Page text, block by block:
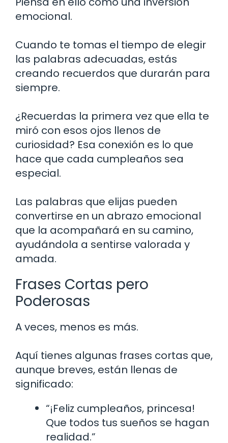
emocional.
Cuando te tomas el tiempo de elegir
las palabras adecuadas, estás
creando recuerdos que durarán para
siempre.
¿Recuerdas la primera vez que ella te
miró con esos ojos llenos de
curiosidad? Esa conexión es lo que
hace que cada cumpleaños sea
especial.
Las palabras que elijas pueden
convertirse en un abrazo emocional
que la acompañará en su camino,
ayudándola a sentirse valorada y
amada.
Frases Cortas pero
Poderosas
A veces, menos es más.
Aquí tienes algunas frases cortas que,
aunque breves, están llenas de
significado:
“¡Feliz cumpleaños, princesa!
Que todos tus sueños se hagan
realidad.”